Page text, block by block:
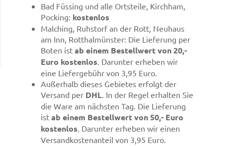
Bad Füssing und alle Ortsteile, Kirchham,
Pocking: kostenlos
Malching, Ruhstorf an der Rott, Neuhaus
am Inn, Rotthalmünster: Die Lieferung per
Boten ist ab einem Bestellwert von 20,-
Euro kostenlos . Darunter erheben wir
eine Liefergebühr von 3,95 Euro.
Außerhalb dieses Gebietes erfolgt der
Versand per DHL . In der Regel erhalten Sie
die Ware am nächsten Tag. Die Lieferung
ist ab einem Bestellwert von 50,- Euro
kostenlos . Darunter erheben wir einen
Versandkostenanteil von 3,95 Euro.